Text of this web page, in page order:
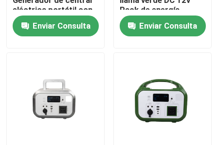
Productos
Viaje de la fábrica
eléctrica portátil con
protección contra
sobre temperatura
para el alivio de
Enviar Consulta
Pack de energía
portátil con Bluetooth
para drones
Enviar Consulta